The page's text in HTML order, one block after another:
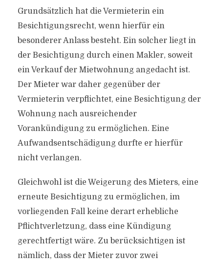
Grundsätzlich hat die Vermieterin ein
Besichtigungsrecht, wenn hierfür ein
besonderer Anlass besteht. Ein solcher liegt in
der Besichtigung durch einen Makler, soweit
ein Verkauf der Mietwohnung angedacht ist.
Der Mieter war daher gegenüber der
Vermieterin verpflichtet, eine Besichtigung der
Wohnung nach ausreichender
Vorankündigung zu ermöglichen. Eine
Aufwandsentschädigung durfte er hierfür
nicht verlangen.
Gleichwohl ist die Weigerung des Mieters, eine
erneute Besichtigung zu ermöglichen, im
vorliegenden Fall keine derart erhebliche
Pflichtverletzung, dass eine Kündigung
gerechtfertigt wäre. Zu berücksichtigen ist
nämlich, dass der Mieter zuvor zwei